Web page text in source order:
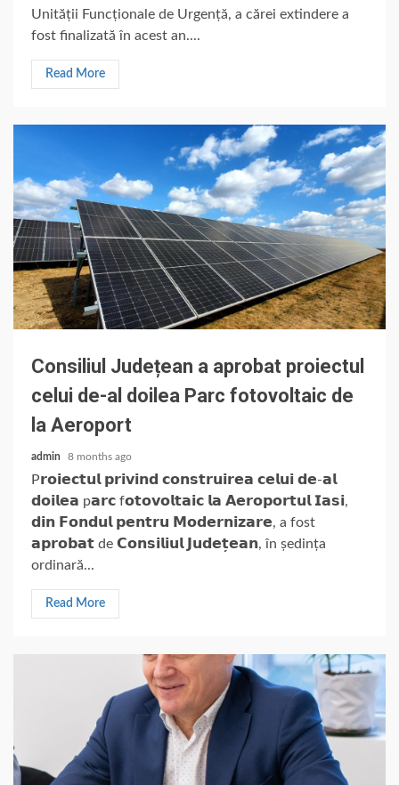
Unității Funcționale de Urgență, a cărei extindere a
fost finalizată în acest an....
Read More
Consiliul Județean a aprobat proiectul
celui de-al doilea Parc fotovoltaic de
la Aeroport
admin 8 months ago
P𝗿𝗼𝗶𝗲𝗰𝘁𝘂𝗹 𝗽𝗿𝗶𝘃𝗶𝗻𝗱 𝗰𝗼𝗻𝘀𝘁𝗿𝘂𝗶𝗿𝗲𝗮 𝗰𝗲𝗹𝘂𝗶 𝗱𝗲-𝗮𝗹
𝗱𝗼𝗶𝗹𝗲𝗮 p𝗮𝗿𝗰 f𝗼𝘁𝗼𝘃𝗼𝗹𝘁𝗮𝗶𝗰 𝗹𝗮 𝗔𝗲𝗿𝗼𝗽𝗼𝗿𝘁𝘂𝗹 𝗜𝗮𝘀𝗶,
𝗱𝗶𝗻 𝗙𝗼𝗻𝗱𝘂𝗹 𝗽𝗲𝗻𝘁𝗿𝘂 𝗠𝗼𝗱𝗲𝗿𝗻𝗶𝘇𝗮𝗿𝗲, a fost
𝗮𝗽𝗿𝗼𝗯𝗮𝘁 de 𝗖𝗼𝗻𝘀𝗶𝗹𝗶𝘂𝗹 𝗝𝘂𝗱𝗲𝘁̦𝗲𝗮𝗻, în ședința
ordinară...
Read More